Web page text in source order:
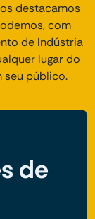
destacamos
com
de Indústria
lugar do
seu público.
de